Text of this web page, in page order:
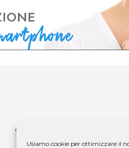
Usiamo cookie per ottimizzare il
© 1979 - 2025 DS Medigroup S.r.l. a